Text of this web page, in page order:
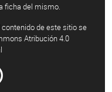
ficha del mismo.
de este sitio se
Atribución 4.0